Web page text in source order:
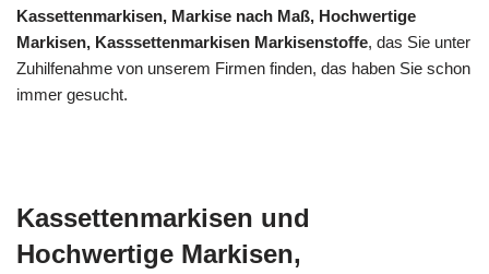
Kassettenmarkisen, Markise nach Maß, Hochwertige
Markisen, Kasssettenmarkisen Markisenstoffe, das Sie unter
Zuhilfenahme von unserem Firmen finden, das haben Sie schon
immer gesucht.
Kassettenmarkisen und
Hochwertige Markisen,